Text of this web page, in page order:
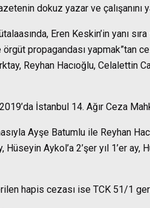
dokuz yazar ve çalışanını
Eren Keskin’in yanı
propagandası yapmak”tan
Reyhan Hacıoğlu, Celalettin
İstanbul 14. Ağır Ceza
Ayşe Batumlu ile Reyhan
Hüseyin Aykol’a 2’şer yıl 1’er
hapis cezası ise TCK 51/1